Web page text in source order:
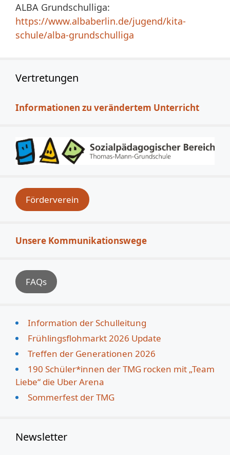
ALBA Grundschulliga:
https://www.albaberlin.de/jugend/kita-
schule/alba-grundschulliga
Vertretungen
Informationen zu verändertem Unterricht
Förderverein
Unsere Kommunikationswege
FAQs
Information der Schulleitung
Frühlingsflohmarkt 2026 Update
Treffen der Generationen 2026
190 Schüler*innen der TMG rocken mit „Team
Liebe“ die Uber Arena
Sommerfest der TMG
Newsletter